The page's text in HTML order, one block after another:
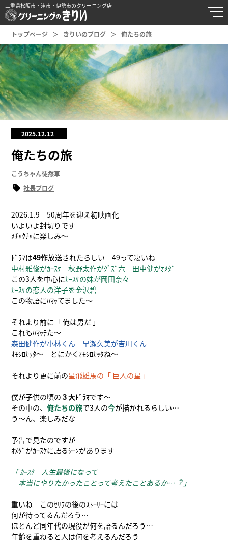
三重県松阪市・津市・伊勢市のクリーニング店
トップページ きりいのブログ 俺たちの旅
2025.12.12
俺たちの旅
こうちゃん徒然草
社長ブログ
2026.1.9 50周年を迎え初映画化
いよいよ封切りです
ﾒﾁｬｸﾁｬに楽しみ～
ﾄﾞﾗﾏは49作放送されたらしい 49って凄いね
中村雅俊がｶｰｽｹ 秋野太作がｸﾞｽﾞ六 田中健がｵﾒﾀﾞ
この3人を中心にｶｰｽｹの妹が岡田奈々
ｶｰｽｹの恋人の洋子を金沢碧
この物語にﾊﾏｯてました～
それより前に「 俺は男だ 」
これもﾊﾏｯﾃた～
森田健作が小林くん 早瀬久美が吉川くん
ｵﾓｼﾛｶｯﾀ～ とにかくｵﾓｼﾛｶｯﾀね～
それより更に前の星飛雄馬の「 巨人の星 」
僕が子供の頃の ３大ﾄﾞﾗﾏです～
その中の、俺たちの旅で3人の今が描かれるらしい…
う～ん、楽しみだな
予告で見たのですが
ｵﾒﾀﾞがｶｰｽｹに語るｼｰﾝがあります
「 ｶｰｽｹ 人生最後になって
本当にやりたかったことって考えたことあるか…︖ 」
重いね このｾﾘﾌの後のｽﾄｰﾘｰには
何が待ってるんだろう…
ほとんど同年代の現役が何を語るんだろう…
年齢を重ねると人は何を考えるんだろう